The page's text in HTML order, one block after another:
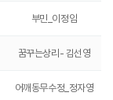
부민_이정임
꿈꾸는상리- 김선영
어깨동무수정_정자영